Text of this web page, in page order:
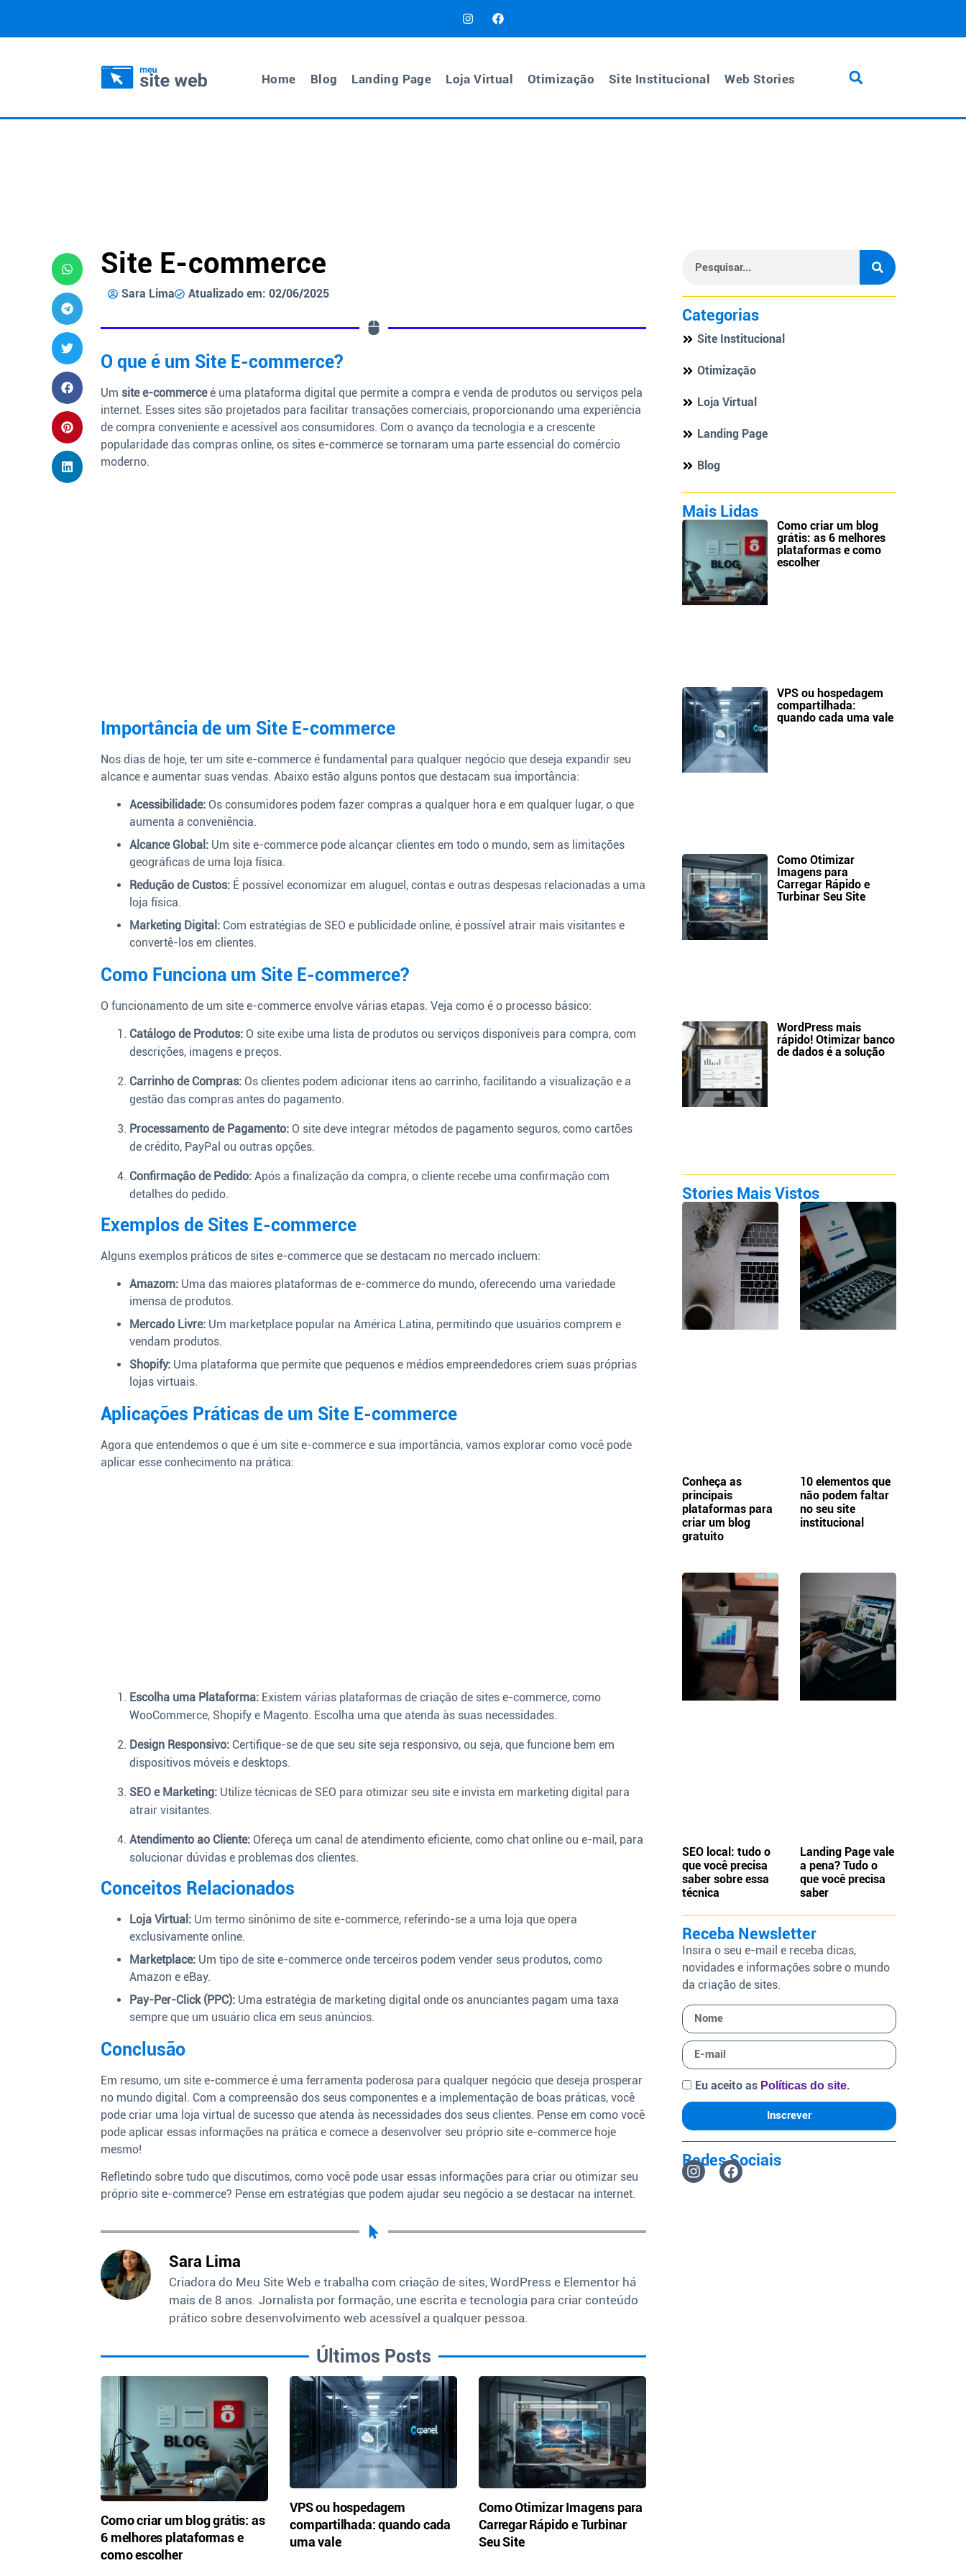
Home Blog Landing Page Loja Virtual Otimização Site Institucional Web Stories
Site E-commerce
Sara Lima Atualizado em: 02/06/2025
O que é um Site E-commerce?
Um site e-commerceé uma plataforma digital que permite a compra e venda de produtos ou serviços pela
internet. Esses sites são projetados para facilitar transações comerciais, proporcionando uma experiência
de compra conveniente e acessível aos consumidores. Com o avanço da tecnologia e a crescente
popularidade das compras online, os sites e-commerce se tornaram uma parte essencial do comércio
moderno.
Importância de um Site E-commerce
Nos dias de hoje, ter um site e-commerce é fundamental para qualquer negócio que deseja expandir seu
alcance e aumentar suas vendas. Abaixo estão alguns pontos que destacam sua importância:
Acessibilidade: Os consumidores podem fazer compras a qualquer hora e em qualquer lugar, o que
aumenta a conveniência.
Alcance Global: Um site e-commerce pode alcançar clientes em todo o mundo, sem as limitações
geográficas de uma loja física.
Redução de Custos: É possível economizar em aluguel, contas e outras despesas relacionadas a uma
loja física.
Marketing Digital: Com estratégias de SEO e publicidade online, é possível atrair mais visitantes e
convertê-los em clientes.
Como Funciona um Site E-commerce?
O funcionamento de um site e-commerce envolve várias etapas. Veja como é o processo básico:
Catálogo de Produtos: O site exibe uma lista de produtos ou serviços disponíveis para compra, com
descrições, imagens e preços.
Carrinho de Compras: Os clientes podem adicionar itens ao carrinho, facilitando a visualização e a
gestão das compras antes do pagamento.
Processamento de Pagamento: O site deve integrar métodos de pagamento seguros, como cartões
de crédito, PayPal ou outras opções.
Confirmação de Pedido: Após a finalização da compra, o cliente recebe uma confirmação com
detalhes do pedido.
Exemplos de Sites E-commerce
Alguns exemplos práticos de sites e-commerce que se destacam no mercado incluem:
Amazom: Uma das maiores plataformas de e-commerce do mundo, oferecendo uma variedade
imensa de produtos.
Mercado Livre: Um marketplace popular na América Latina, permitindo que usuários comprem e
vendam produtos.
Shopify: Uma plataforma que permite que pequenos e médios empreendedores criem suas próprias
lojas virtuais.
Aplicações Práticas de um Site E-commerce
Agora que entendemos o que é um site e-commerce e sua importância, vamos explorar como você pode
aplicar esse conhecimento na prática:
Escolha uma Plataforma: Existem várias plataformas de criação de sites e-commerce, como
WooCommerce, Shopify e Magento. Escolha uma que atenda às suas necessidades.
Design Responsivo: Certifique-se de que seu site seja responsivo, ou seja, que funcione bem em
dispositivos móveis e desktops.
SEO e Marketing: Utilize técnicas de SEO para otimizar seu site e invista em marketing digital para
atrair visitantes.
Atendimento ao Cliente: Ofereça um canal de atendimento eficiente, como chat online ou e-mail, para
solucionar dúvidas e problemas dos clientes.
Conceitos Relacionados
Loja Virtual: Um termo sinônimo de site e-commerce, referindo-se a uma loja que opera
exclusivamente online.
Marketplace: Um tipo de site e-commerce onde terceiros podem vender seus produtos, como
Amazon e eBay.
Pay-Per-Click (PPC): Uma estratégia de marketing digital onde os anunciantes pagam uma taxa
sempre que um usuário clica em seus anúncios.
Conclusão
Em resumo, um site e-commerce é uma ferramenta poderosa para qualquer negócio que deseja prosperar
no mundo digital. Com a compreensão dos seus componentes e a implementação de boas práticas, você
pode criar uma loja virtual de sucesso que atenda às necessidades dos seus clientes. Pense em como você
pode aplicar essas informações na prática e comece a desenvolver seu próprio site e-commerce hoje
mesmo!
Refletindo sobre tudo que discutimos, como você pode usar essas informações para criar ou otimizar seu
próprio site e-commerce? Pense em estratégias que podem ajudar seu negócio a se destacar na internet.
Sara Lima
Criadora do Meu Site Web e trabalha com criação de sites, WordPress e Elementor há
mais de 8 anos. Jornalista por formação, une escrita e tecnologia para criar conteúdo
prático sobre desenvolvimento web acessível a qualquer pessoa.
Últimos Posts
Como criar um blog grátis: as
6 melhores plataformas e
como escolher
VPS ou hospedagem
compartilhada: quando cada
uma vale
Como Otimizar Imagens para
Carregar Rápido e Turbinar
Seu Site
Categorias
Site Institucional
Otimização
Loja Virtual
Landing Page
Blog
Mais Lidas
Como criar um blog
grátis: as 6 melhores
plataformas e como
escolher
VPS ou hospedagem
compartilhada:
quando cada uma vale
Como Otimizar
Imagens para
Carregar Rápido e
Turbinar Seu Site
WordPress mais
rápido! Otimizar banco
de dados é a solução
Stories Mais Vistos
Conheça as
principais
plataformas para
criar um blog
gratuito
10 elementos que
não podem faltar
no seu site
institucional
SEO local: tudo o
que você precisa
saber sobre essa
técnica
Landing Page vale
a pena? Tudo o
que você precisa
saber
Receba Newsletter
Insira o seu e-mail e receba dicas,
novidades e informações sobre o mundo
da criação de sites.
Eu aceito as Políticas do site.
Inscrever
Redes Sociais